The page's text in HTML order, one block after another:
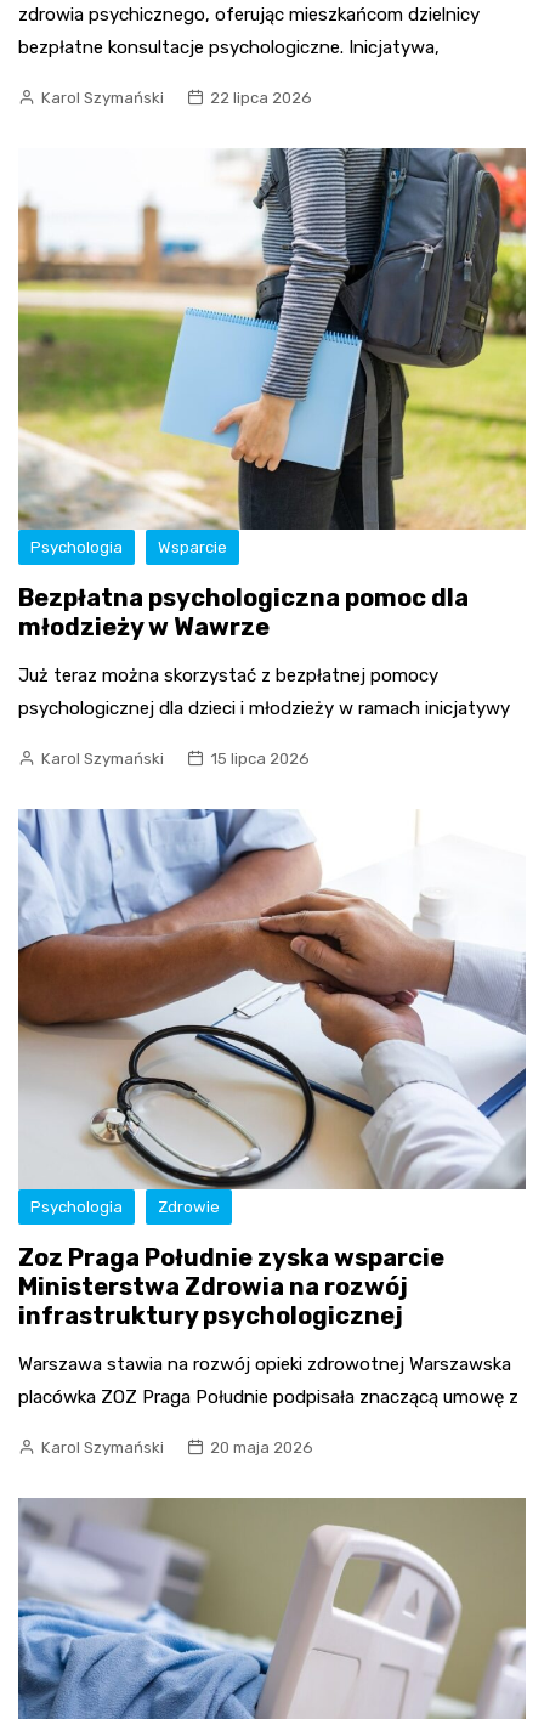
zdrowia psychicznego, oferując mieszkańcom dzielnicy
bezpłatne konsultacje psychologiczne. Inicjatywa,
Karol Szymański 22 lipca 2026
Psychologia Wsparcie
Bezpłatna psychologiczna pomoc dla
młodzieży w Wawrze
Już teraz można skorzystać z bezpłatnej pomocy
psychologicznej dla dzieci i młodzieży w ramach inicjatywy
Karol Szymański 15 lipca 2026
Psychologia Zdrowie
Zoz Praga Południe zyska wsparcie
Ministerstwa Zdrowia na rozwój
infrastruktury psychologicznej
Warszawa stawia na rozwój opieki zdrowotnej Warszawska
placówka ZOZ Praga Południe podpisała znaczącą umowę z
Karol Szymański 20 maja 2026